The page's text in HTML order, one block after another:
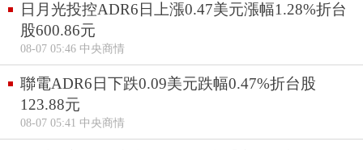
日月光投控ADR6日上漲0.47美元漲幅1.28%折台
股600.86元
08-07 05:46 中央商情
聯電ADR6日下跌0.09美元跌幅0.47%折台股
123.88元
08-07 05:41 中央商情